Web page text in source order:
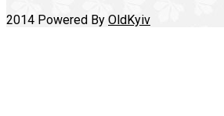
2014 Powered By OldKyiv